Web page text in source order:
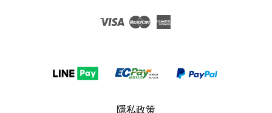
Visa Master
隱私政策